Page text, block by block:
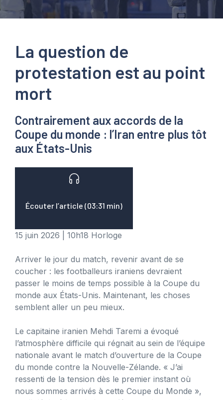
La question de
protestation est au point
mort
Contrairement aux accords de la
Coupe du monde : l’Iran entre plus tôt
aux États-Unis
Écouter l’article (03:31 min)
15 juin 2026 10h18 Horloge
Arriver le jour du match, revenir avant de se
coucher : les footballeurs iraniens devraient
passer le moins de temps possible à la Coupe du
monde aux États-Unis. Maintenant, les choses
semblent aller un peu mieux.
Le capitaine iranien Mehdi Taremi a évoqué
l’atmosphère difficile qui régnait au sein de l’équipe
nationale avant le match d’ouverture de la Coupe
du monde contre la Nouvelle-Zélande. « J’ai
ressenti de la tension dès le premier instant où
nous sommes arrivés à cette Coupe du Monde »,